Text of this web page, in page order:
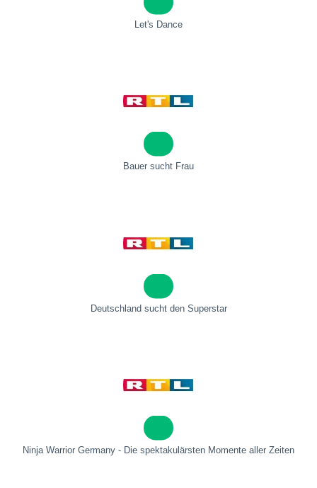
Let's Dance
Bauer sucht Frau
Deutschland sucht den Superstar
Ninja Warrior Germany - Die spektakulärsten Momente aller Zeiten